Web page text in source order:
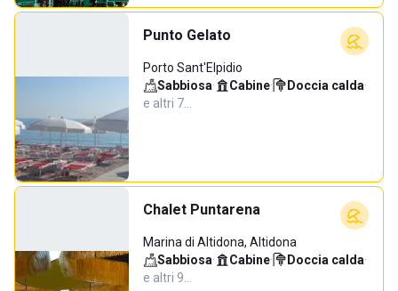
Punto Gelato
Porto Sant'Elpidio
Sabbiosa· Cabine· Doccia calda·
e altri 7…
Chalet Puntarena
Marina di Altidona, Altidona
Sabbiosa· Cabine· Doccia calda·
e altri 9…